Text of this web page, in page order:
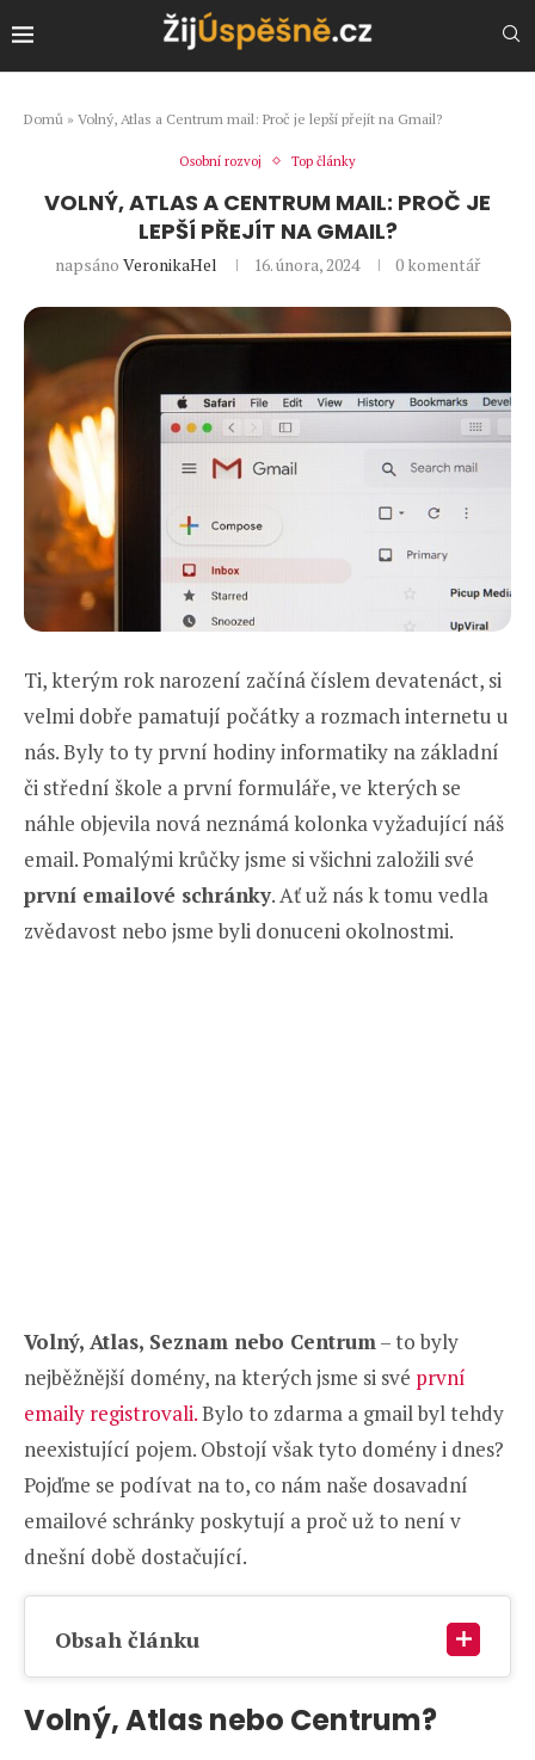
Domů » Volný, Atlas a Centrum mail: Proč je lepší přejít na Gmail?
Osobní rozvoj Top články
VOLNÝ, ATLAS A CENTRUM MAIL: PROČ JE
LEPŠÍ PŘEJÍT NA GMAIL?
napsáno VeronikaHel 16. února, 2024 0 komentář
Ti, kterým rok narození začíná číslem devatenáct, si
velmi dobře pamatují počátky a rozmach internetu u
nás. Byly to ty první hodiny informatiky na základní
či střední škole a první formuláře, ve kterých se
náhle objevila nová neznámá kolonka vyžadující náš
email. Pomalými krůčky jsme si všichni založili své
první emailové schránky. Ať už nás k tomu vedla
zvědavost nebo jsme byli donuceni okolnostmi.
Volný, Atlas, Seznam nebo Centrum– to byly
nejběžnější domény, na kterých jsme si své první
emaily registrovali.Bylo to zdarma a gmail byl tehdy
neexistující pojem. Obstojí však tyto domény i dnes?
Pojďme se podívat na to, co nám naše dosavadní
emailové schránky poskytují a proč už to není v
dnešní době dostačující.
Obsah článku
Volný, Atlas nebo Centrum?